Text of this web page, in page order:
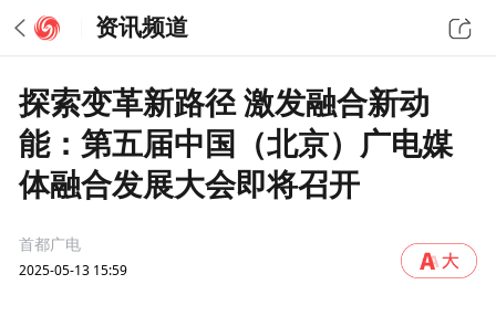
资讯频道
探索变革新路径 激发融合新动
能：第五届中国（北京）广电媒
体融合发展大会即将召开
首都广电
2025-05-13 15:59